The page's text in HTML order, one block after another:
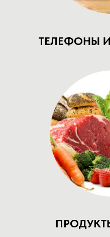
ТЕЛЕФОНЫ